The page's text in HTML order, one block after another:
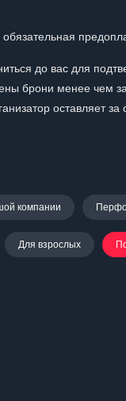
до вас для
брони менее чем
оставляет
компании
Для взрослых